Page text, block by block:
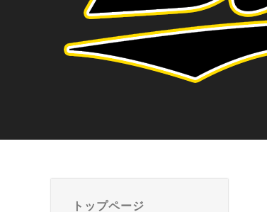
トップページ